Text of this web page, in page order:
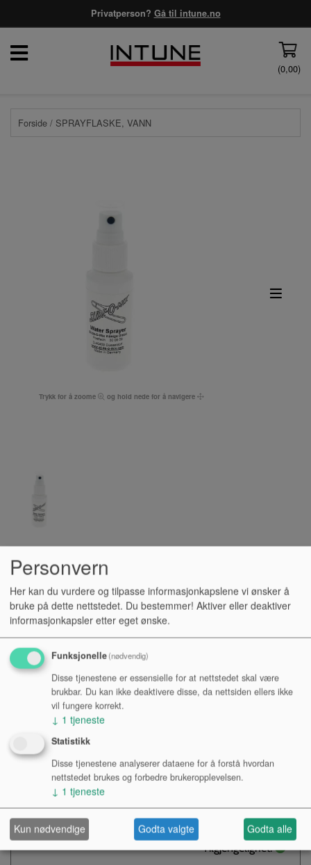
Privatperson? Gå til intune.no
(0,00)
Forside / SPRAYFLASKE, VANN
Trykk for å zoome og hold nede for å navigere
SPRAYFLASKE, VANN
En liten sprayflaske. Denne fylles med vann, som sprayes
på innersliden under spilling for å få en glattest mulig
glideflate.
Kr 40,-
NOK
Antall:
KJØP
Tilgjengelighet:
Personvern
Her kan du vurdere og tilpasse informasjonkapslene vi ønsker å
bruke på dette nettstedet. Du bestemmer! Aktiver eller deaktiver
informasjonkapsler etter eget ønske.
Funksjonelle(nødvendig)
Disse tjenestene er essensielle for at nettstedet skal være
brukbar. Du kan ikke deaktivere disse, da nettsiden ellers ikke
vil fungere korrekt.
↓ 1 tjeneste
Statistikk
Disse tjenestene analyserer dataene for å forstå hvordan
nettstedet brukes og forbedre brukeropplevelsen.
↓ 1 tjeneste
Kun nødvendige Godta valgte Godta alle